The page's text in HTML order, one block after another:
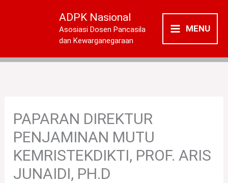
ADPK Nasional
Asosiasi Dosen Pancasila
dan Kewarganegaraan
MENU
PAPARAN DIREKTUR
PENJAMINAN MUTU
KEMRISTEKDIKTI, PROF. ARIS
JUNAIDI, PH.D